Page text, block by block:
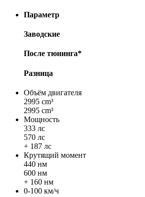
Параметр
Заводские
После тюнинга*
Разница
Объём двигателя
2995 cm³
2995 cm³
Мощность
333 лс
570 лс
+ 187 лс
Крутящий момент
440 нм
600 нм
+ 160 нм
0-100 км/ч